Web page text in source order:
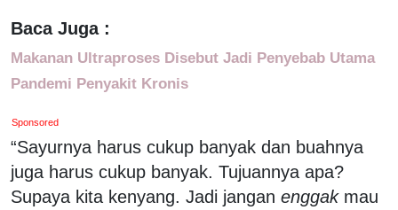
Baca Juga :
Makanan Ultraproses Disebut Jadi Penyebab Utama
Pandemi Penyakit Kronis
Sponsored
“Sayurnya harus cukup banyak dan buahnya
juga harus cukup banyak. Tujuannya apa?
Supaya kita kenyang. Jadi jangan enggakmau